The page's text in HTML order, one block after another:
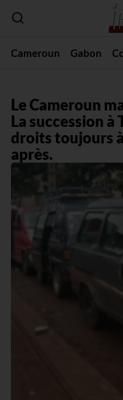
Cameroun Gabon
Le Cameroun
La succession à
droits toujours
après.